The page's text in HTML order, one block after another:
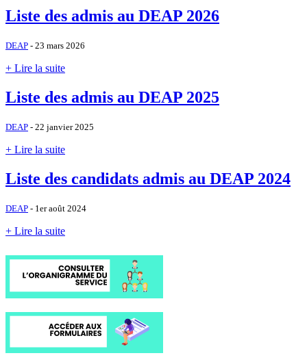
Liste des admis au DEAP 2026
DEAP - 23 mars 2026
+ Lire la suite
Liste des admis au DEAP 2025
DEAP - 22 janvier 2025
+ Lire la suite
Liste des candidats admis au DEAP 2024
DEAP - 1er août 2024
+ Lire la suite